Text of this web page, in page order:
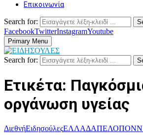
Επικοινωνία
Search for:
FacebookTwitterInstagramYoutube
Primary Menu
Search for:
Ετικέτα:
οργάνωση υγείας
ΔιεθνήΕιδησούλεςΕΛΛΑΔΑ